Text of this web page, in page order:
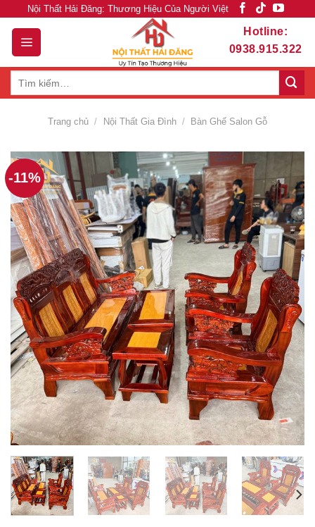
content
Nội Thất Hải Đăng: Thương Hiệu Của Người Việt
Hotline:
0938.915.322
Trang chủ / Nội Thất Gia Đình / Bàn Ghế Salon Gỗ
-11%